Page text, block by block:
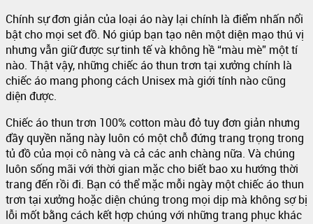
Chính sự đơn giản của loại áo này lại chính là điểm nhấn nổi
bật cho mọi set đồ. Nó giúp bạn tạo nên một diện mạo thú vị
nhưng vẫn giữ được sự tinh tế và không hề “màu mè” một tí
nào. Thật vậy, những chiếc áo thun trơn tại xưởng chính là
chiếc áo mang phong cách Unisex mà giới tính nào cũng
diện được.
Chiếc áo thun trơn 100% cotton màu đỏ tuy đơn giản nhưng
đầy quyền năng này luôn có một chỗ đứng trang trọng trong
tủ đồ của mọi cô nàng và cả các anh chàng nữa. Và chúng
luôn sống mãi với thời gian mặc cho biết bao xu hướng thời
trang đến rồi đi. Bạn có thể mặc mỗi ngày một chiếc áo thun
trơn tại xưởng hoặc diện chúng trong mọi dịp mà không sợ bị
lỗi mốt bằng cách kết hợp chúng với những trang phục khác